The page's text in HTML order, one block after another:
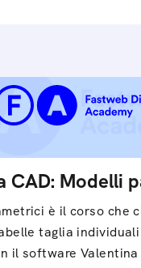
CAD: Modelli
è il corso che
taglia
il software Valentina